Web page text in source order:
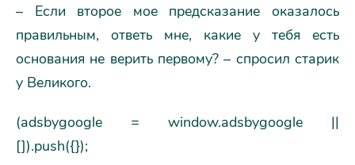
– Если второе мое предсказание оказалось
правильным, ответь мне, какие у тебя есть
основания не верить первому? – спросил старик
у Великого.
(adsbygoogle = window.adsbygoogle ||
[]).push({});